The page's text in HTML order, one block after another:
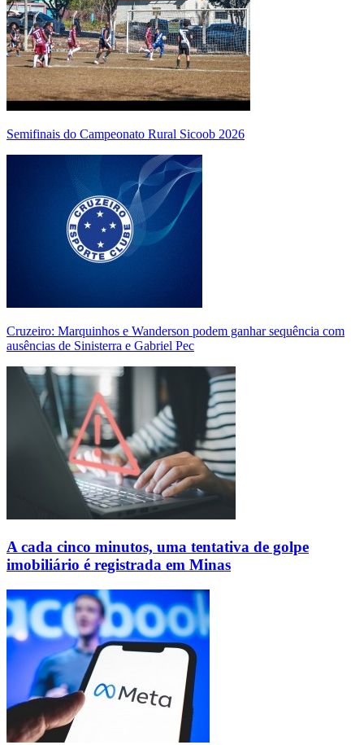
Semifinais do Campeonato Rural Sicoob 2026
Cruzeiro: Marquinhos e Wanderson podem ganhar sequência com
ausências de Sinisterra e Gabriel Pec
A cada cinco minutos, uma tentativa de golpe
imobiliário é registrada em Minas